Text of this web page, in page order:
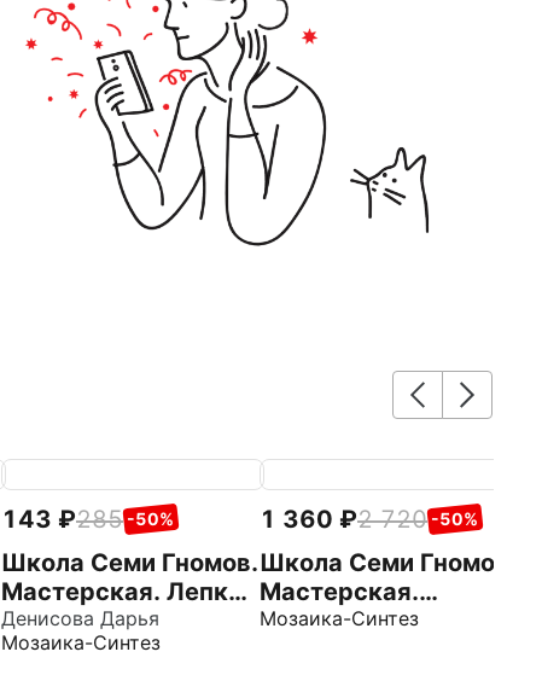
143 285 -50%
Школа Семи Гномов.
Мастерская. Лепка
1+
Денисова Дарья
Мозаика-Синтез
1 360 2 720 -50%
Школа Семи Гномов.
Мастерская.
Развивающий набор
Мозаика-Синтез